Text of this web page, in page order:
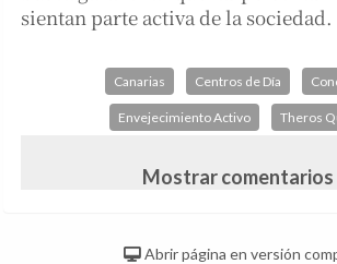
sientan parte activa de la sociedad.
Canarias Centros de Día
Envejecimiento Activo Theros
Mostrar comentarios
Abrir página en versión